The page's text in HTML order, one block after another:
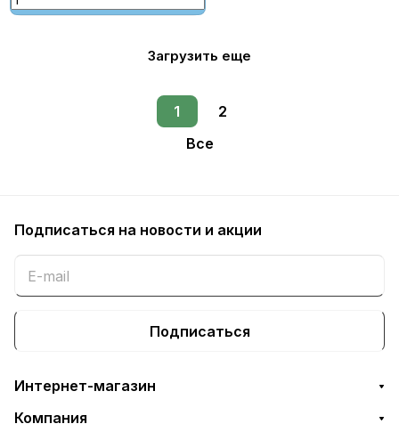
Загрузить еще
1
2
Все
Подписаться на новости и акции
Подписаться
Интернет-магазин
Компания